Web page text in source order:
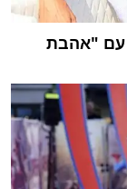
עם "אהבת